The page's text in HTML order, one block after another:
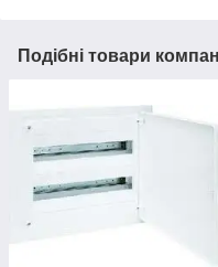
Подібні товари